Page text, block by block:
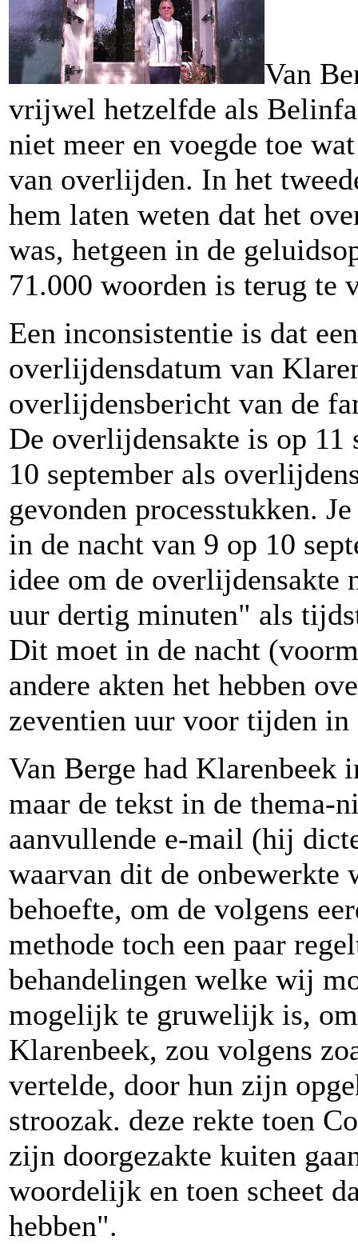
Van
vrijwel hetzelfde als
niet meer en voegde toe
van overlijden. In het
hem laten weten dat het
was, hetgeen in de
71.000 woorden is terug te
Een inconsistentie is dat
overlijdensdatum van
overlijdensbericht van de
De overlijdensakte is op 11
10 september als
gevonden processtukken.
in de nacht van 9 op 10
idee om de
uur dertig minuten" als
Dit moet in de nacht
andere akten het hebben
zeventien uur voor tijden in
Van Berge had Klarenbeek
maar de tekst in de thema-
aanvullende e-mail (hij
waarvan dit de onbewerkte
behoefte, om de volgens
methode toch een paar
behandelingen welke wij
mogelijk te gruwelijk is,
Klarenbeek, zou volgens
vertelde, door hun zijn
stroozak. deze rekte toen
zijn doorgezakte kuiten
woordelijk en toen scheet
hebben".